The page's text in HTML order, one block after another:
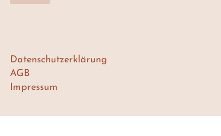
Datenschutzerklärung
AGB
Impressum